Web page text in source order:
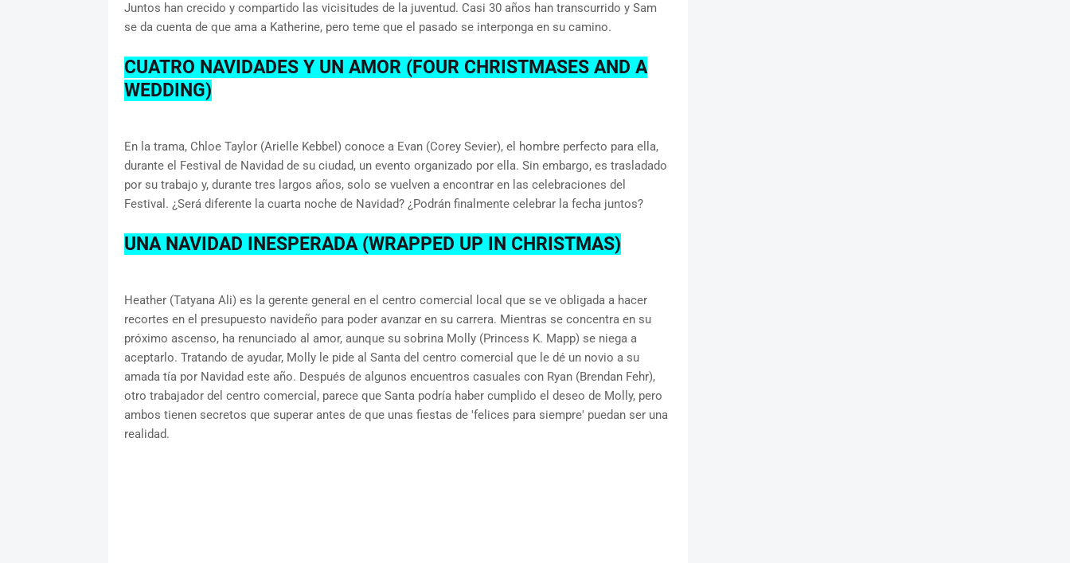
Juntos han crecido y compartido las vicisitudes de la juventud. Casi 30 años han transcurrido y Sam
se da cuenta de que ama a Katherine, pero teme que el pasado se interponga en su camino.
CUATRO NAVIDADES Y UN AMOR (FOUR CHRISTMASES AND A
WEDDING)
En la trama, Chloe Taylor (Arielle Kebbel) conoce a Evan (Corey Sevier), el hombre perfecto para ella,
durante el Festival de Navidad de su ciudad, un evento organizado por ella. Sin embargo, es trasladado
por su trabajo y, durante tres largos años, solo se vuelven a encontrar en las celebraciones del
Festival. ¿Será diferente la cuarta noche de Navidad? ¿Podrán finalmente celebrar la fecha juntos?
UNA NAVIDAD INESPERADA (WRAPPED UP IN CHRISTMAS)
Heather (Tatyana Ali) es la gerente general en el centro comercial local que se ve obligada a hacer
recortes en el presupuesto navideño para poder avanzar en su carrera. Mientras se concentra en su
próximo ascenso, ha renunciado al amor, aunque su sobrina Molly (Princess K. Mapp) se niega a
aceptarlo. Tratando de ayudar, Molly le pide al Santa del centro comercial que le dé un novio a su
amada tía por Navidad este año. Después de algunos encuentros casuales con Ryan (Brendan Fehr),
otro trabajador del centro comercial, parece que Santa podría haber cumplido el deseo de Molly, pero
ambos tienen secretos que superar antes de que unas fiestas de 'felices para siempre' puedan ser una
realidad.